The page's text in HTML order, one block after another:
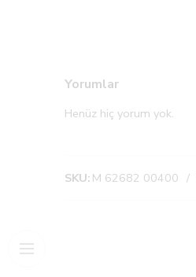
Yorumlar
Henüz hiç yorum yok.
SKU: M 62682 00400